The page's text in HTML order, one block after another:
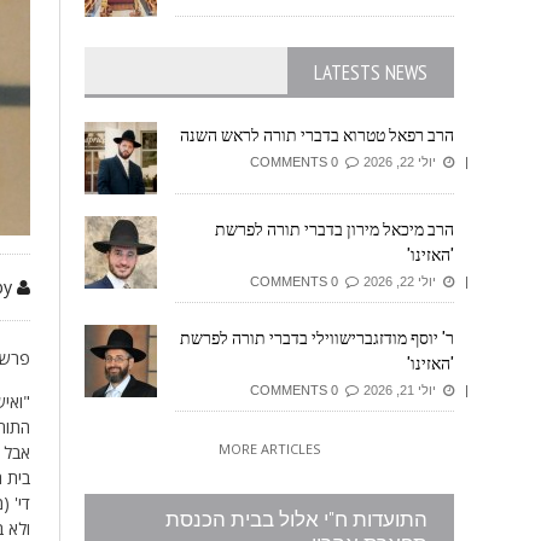
בית
די'
LATESTS NEWS
הרב רפאל טטרוא בדברי תורה לראש השנה
יולי 22, 2026
הרב מיכאל מירון בדברי תורה לפרשת
'האזינו'
יולי 22, 2026
ר' יוסף מודזגברישווילי בדברי תורה לפרשת
'האזינו'
יולי 21, 2026
MORE ARTICLES
התועדות ח"י אלול בבית הכנסת